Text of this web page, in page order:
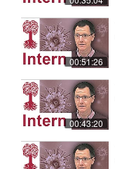
00:51:26
00:43:20